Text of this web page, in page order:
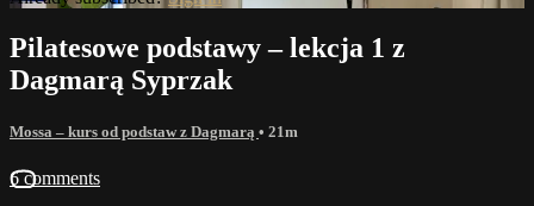
Pilatesowe podstawy – lekcja 1 z
Dagmarą Syprzak
Mossa – kurs od podstaw z Dagmarą • 21m
6 comments